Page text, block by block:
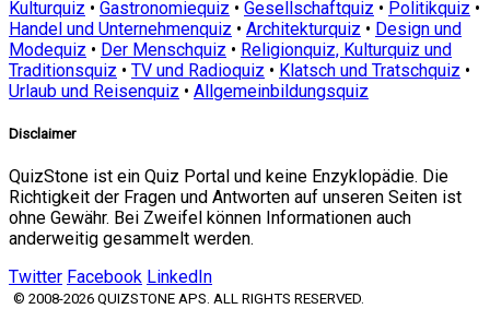
Kulturquiz • Gastronomiequiz • Gesellschaftquiz • Politikquiz •
Handel und Unternehmenquiz • Architekturquiz • Design und
Modequiz • Der Menschquiz • Religionquiz, Kulturquiz und
Traditionsquiz • TV und Radioquiz • Klatsch und Tratschquiz •
Urlaub und Reisenquiz • Allgemeinbildungsquiz
Disclaimer
QuizStone ist ein Quiz Portal und keine Enzyklopädie. Die
Richtigkeit der Fragen und Antworten auf unseren Seiten ist
ohne Gewähr. Bei Zweifel können Informationen auch
anderweitig gesammelt werden.
Twitter Facebook LinkedIn
© 2008-2026 QUIZSTONE APS. ALL RIGHTS RESERVED.